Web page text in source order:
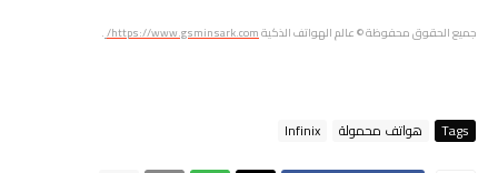
جميع الحقوق محفوظة© عالم الهواتف الذكيةhttps://www.gsminsark.com/
.
Tags هواتف محمولة Infinix